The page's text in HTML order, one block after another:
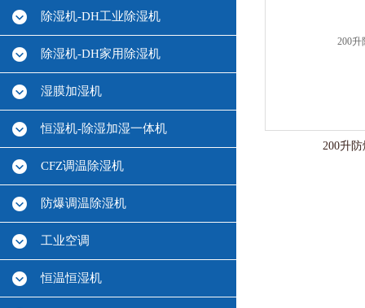
除湿机-DH工业除湿机
除湿机-DH家用除湿机
湿膜加湿机
恒湿机-除湿加湿一体机
CFZ调温除湿机
防爆调温除湿机
工业空调
恒温恒湿机
200升